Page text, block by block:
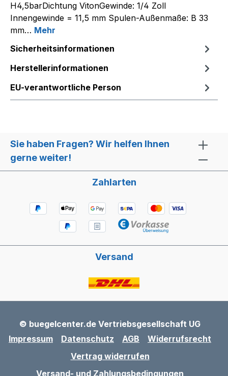
H4,5barDichtung VitonGewinde: 1/4 Zoll
Innengewinde = 11,5 mm Spulen-Außenmaße: B 33
mm… Mehr
Sicherheitsinformationen
Herstellerinformationen
EU-verantwortliche Person
Sie haben Fragen? Wir helfen Ihnen
gerne weiter!
Zahlarten
Versand
© buegelcenter.de Vertriebsgesellschaft UG
Impressum
Datenschutz AGB
Widerrufsrecht
Vertrag widerrufen
Versand- und Zahlungsbedingungen